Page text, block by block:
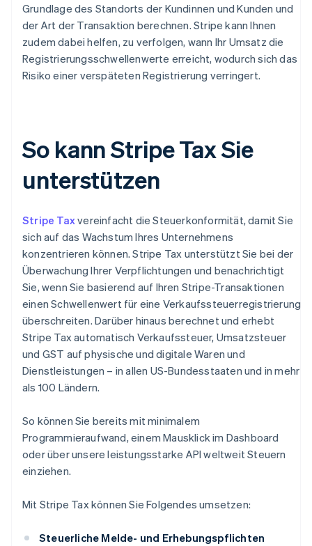
Grundlage des Standorts der Kundinnen und Kunden und
der Art der Transaktion berechnen. Stripe kann Ihnen
zudem dabei helfen, zu verfolgen, wann Ihr Umsatz die
Registrierungsschwellenwerte erreicht, wodurch sich das
Risiko einer verspäteten Registrierung verringert.
So kann Stripe Tax Sie
unterstützen
Stripe Taxvereinfacht die Steuerkonformität, damit Sie
sich auf das Wachstum Ihres Unternehmens
konzentrieren können. Stripe Tax unterstützt Sie bei der
Überwachung Ihrer Verpflichtungen und benachrichtigt
Sie, wenn Sie basierend auf Ihren Stripe-Transaktionen
einen Schwellenwert für eine Verkaufssteuerregistrierung
überschreiten. Darüber hinaus berechnet und erhebt
Stripe Tax automatisch Verkaufssteuer, Umsatzsteuer
und GST auf physische und digitale Waren und
Dienstleistungen – in allen US-Bundesstaaten und in mehr
als 100 Ländern.
So können Sie bereits mit minimalem
Programmieraufwand, einem Mausklick im Dashboard
oder über unsere leistungsstarke API weltweit Steuern
einziehen.
Mit Stripe Tax können Sie Folgendes umsetzen:
Steuerliche Melde- und Erhebungspflichten